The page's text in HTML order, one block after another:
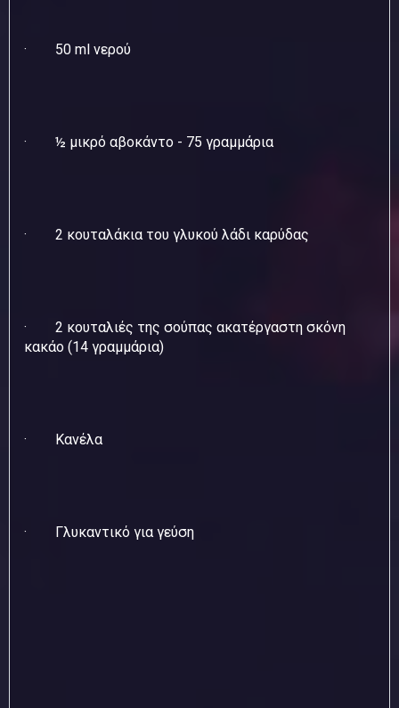
· 50 ml νερού
· ½ μικρό αβοκάντο - 75 γραμμάρια
· 2 κουταλάκια του γλυκού λάδι καρύδας
· 2 κουταλιές της σούπας ακατέργαστη σκόνη
κακάο (14 γραμμάρια)
· Κανέλα
· Γλυκαντικό για γεύση